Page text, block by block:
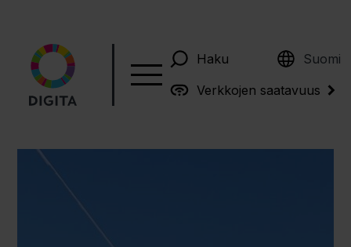
Haku Suomi
English
Verkkojen saatavuus